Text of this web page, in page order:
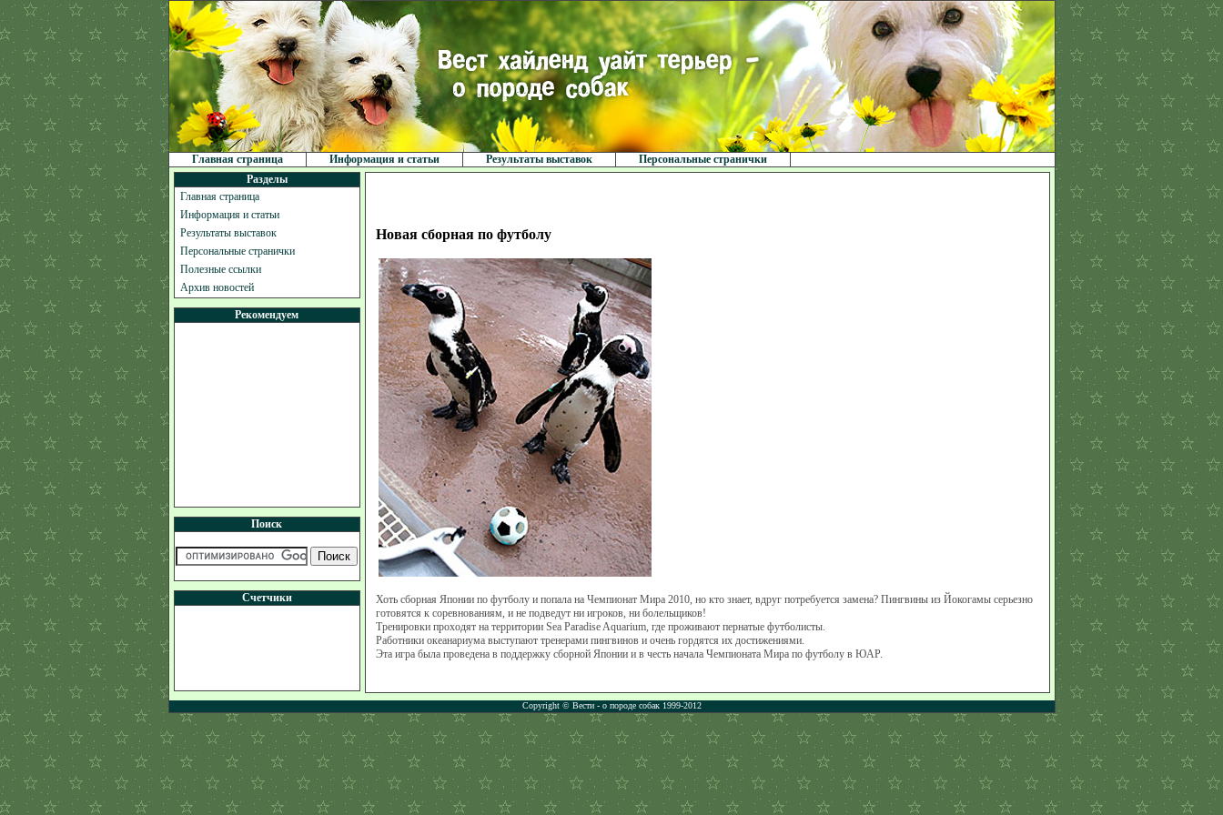
Главная страница Информация и статьи Результаты выставок
Персональные странички
Разделы
Главная страница
Информация и статьи
Результаты выставок
Персональные странички
Полезные ссылки
Архив новостей
Рекомендуем
Поиск
Счетчики
Новая сборная по футболу
Хоть сборная Японии по футболу и попала на Чемпионат Мира 2010, но кто знает, вдруг потребуется замена? Пингвины из Йокогамы серьезно
готовятся к соревнованиям, и не подведут ни игроков, ни болельщиков!
Тренировки проходят на территории Sea Paradise Aquarium, где проживают пернатые футболисты.
Работники океанариума выступают тренерами пингвинов и очень гордятся их достижениями.
Эта игра была проведена в поддержку сборной Японии и в честь начала Чемпионата Мира по футболу в ЮАР.
Copyright © Вести - о породе собак 1999-2012